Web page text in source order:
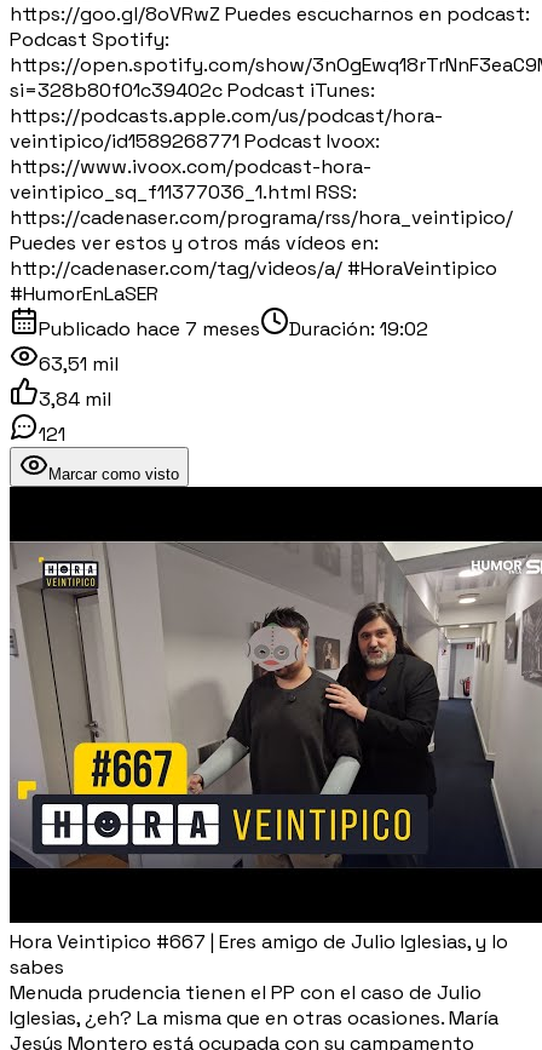
https://goo.gl/8oVRwZ Puedes escucharnos en podcast:
Podcast Spotify:
https://open.spotify.com/show/
si=328b80f01c39402c Podcast iTunes:
https://podcasts.apple.com/us/podcast/hora-
veintipico/id1589268771 Podcast Ivoox:
https://www.ivoox.com/podcast-hora-
veintipico_sq_f11377036_1.html RSS:
https://cadenaser.com/programa/rss/hora_veintipico/
Puedes ver estos y otros más vídeos en:
http://cadenaser.com/tag/videos/a/ #HoraVeintipico
#HumorEnLaSER
Publicado hace 7 meses Duración: 19:02
63,51 mil
3,84 mil
121
Marcar como visto
Hora Veintipico #667 | Eres amigo de Julio Iglesias, y lo
sabes
Menuda prudencia tienen el PP con el caso de Julio
Iglesias, ¿eh? La misma que en otras ocasiones. María
Jesús Montero está ocupada con su campamento